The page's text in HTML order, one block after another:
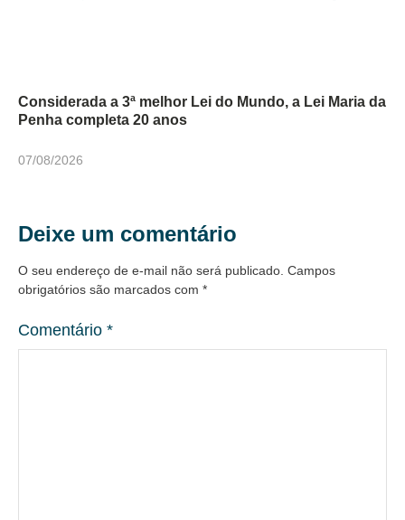
Considerada a 3ª melhor Lei do Mundo, a Lei Maria da
Penha completa 20 anos
07/08/2026
Deixe um comentário
O seu endereço de e-mail não será publicado. Campos
obrigatórios são marcados com *
Comentário *